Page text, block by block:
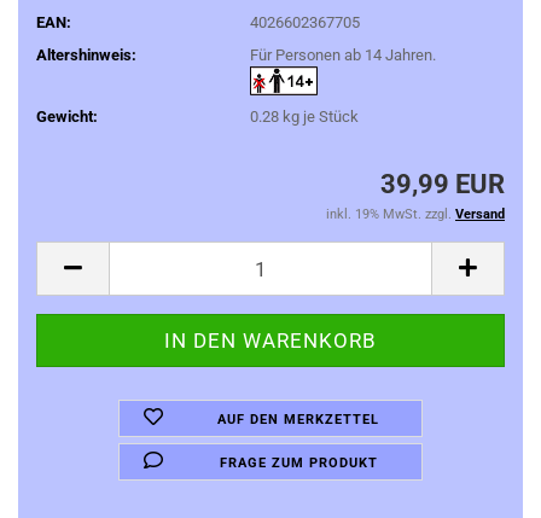
EAN:
4026602367705
Altershinweis:
Für Personen ab 14 Jahren.
Gewicht: 0.28kg je Stück
39,99 EUR
inkl. 19% MwSt. zzgl. Versand
AUF DEN MERKZETTEL
FRAGE ZUM PRODUKT